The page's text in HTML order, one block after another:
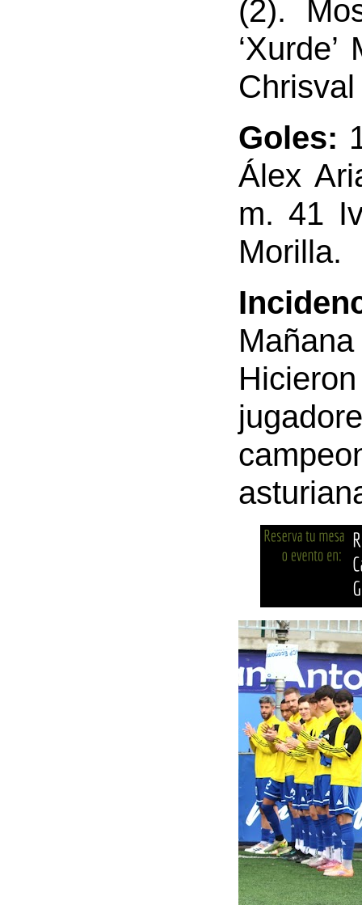
(2).
Goles:
Álex
m. 41
Morilla.